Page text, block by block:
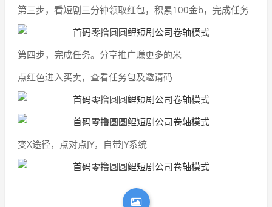
第三步，看短剧三分钟领取红包，积累100金b，完成任务
第四步，完成任务。分享推广赚更多的米
点红色进入买卖，查看任务包及邀请码
变X途径，点对点JY，自带JY系统